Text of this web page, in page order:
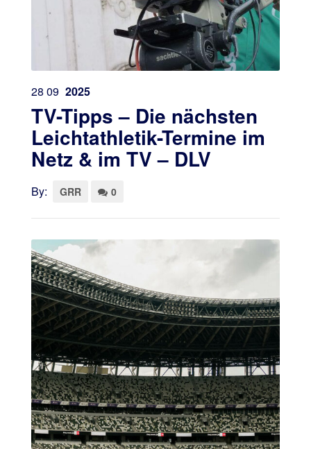
28 09 2025
TV-Tipps – Die nächsten
Leichtathletik-Termine im
Netz & im TV – DLV
By: GRR 0